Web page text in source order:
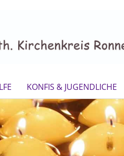
KONFIS & JUGENDLICHE